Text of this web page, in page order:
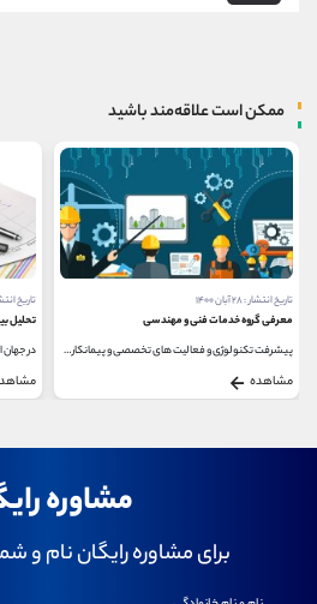
ممکن است علاقه‌مند باشید
تاریخ انتشار : ۲۸ آبان ۱۴۰۰
معرفی گروه خدمات فنی و مهندسی
پیشرفت تکنولوژی و فعالیت های تخصصی و پیمانکاری...
مشاهده
تاریخ انتشار : ۲۵
تحلیل
در جهان
مشاوره
برای مشاوره رایگان نام و